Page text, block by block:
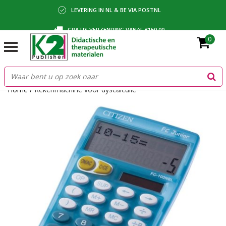
LEVERING IN NL & BE VIA POSTNL
GRATIS VERZENDING VANAF €150,00
BETALING VIA IDEAL, BANCONTACT OF FACTUUR
0
Home/Rekenmachine voor dyscalculie